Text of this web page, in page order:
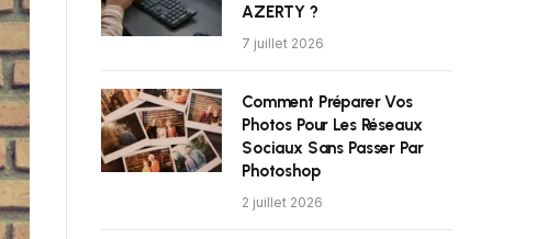
AZERTY ?
7 juillet 2026
Comment Préparer Vos
Photos Pour Les Réseaux
Sociaux Sans Passer Par
Photoshop
2 juillet 2026